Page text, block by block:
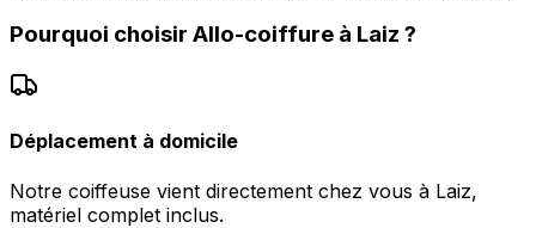
Pourquoi choisir Allo-coiffure à Laiz ?
Déplacement à domicile
Notre coiffeuse vient directement chez vous à Laiz,
matériel complet inclus.